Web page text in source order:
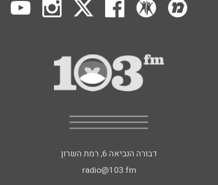
דבורה הנביאה 6, רמת השרון
radio@103.fm